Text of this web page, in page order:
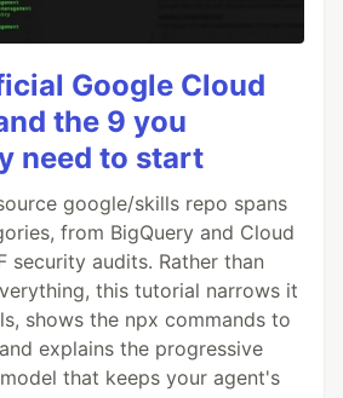
Google Cloud
the 9 you
need to start
google/skills repo spans
from BigQuery and Cloud
security audits. Rather than
this tutorial narrows it
shows the npx commands to
explains the progressive
that keeps your agent's